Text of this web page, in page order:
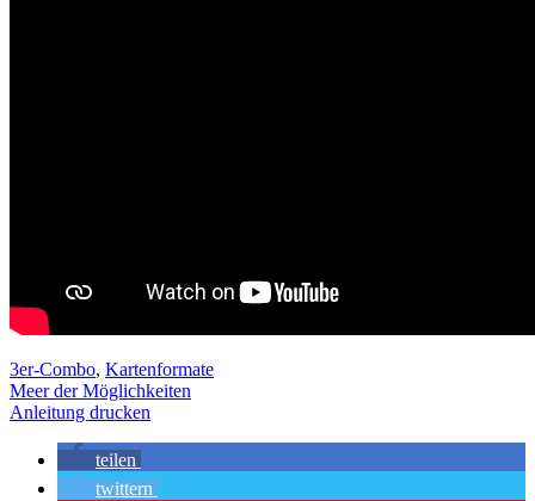
3er-Combo, Kartenformate
Meer der Möglichkeiten
Anleitung drucken
teilen
twittern